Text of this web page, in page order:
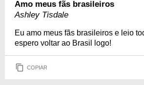
Amo meus fãs brasileiros
Ashley Tisdale
Eu amo meus fãs brasileiros e leio
espero voltar ao Brasil logo!
COPIAR